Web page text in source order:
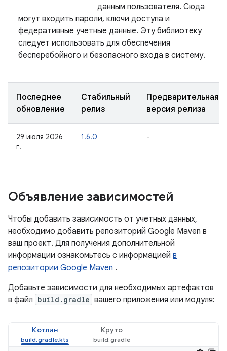
данным пользователя. Сюда
могут входить пароли, ключи доступа и
федеративные учетные данные. Эту библиотеку
следует использовать для обеспечения
бесперебойного и безопасного входа в систему.
Последнее
обновление
Стабильный
релиз
Предварительная
версия релиза
29 июля 2026
г.
1.6.0 -
Объявление зависимостей
Чтобы добавить зависимость от учетных данных,
необходимо добавить репозиторий Google Maven в
ваш проект. Для получения дополнительной
информации ознакомьтесь с информацией в
репозитории Google Maven .
Добавьте зависимости для необходимых артефактов
в файл build.gradle вашего приложения или модуля:
Котлин Круто